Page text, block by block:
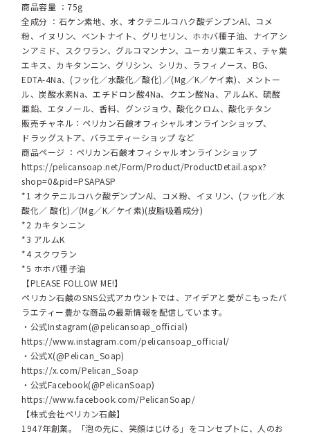
商品容量 ：75g
全成分 ：石ケン素地、水、オクテニルコハク酸デンプンAl、コメ
粉、イヌリン、ベントナイト、グリセリン、ホホバ種子油、ナイアシ
ンアミド、スクワラン、グルコマンナン、ユーカリ葉エキス、チャ葉
エキス、カキタンニン、グリシン、シリカ、ラフィノース、BG、
EDTA-4Na、(フッ化／水酸化／酸化)／(Mg／K／ケイ素)、メントー
ル、炭酸水素Na、エチドロン酸4Na、クエン酸Na、アルムK、硫酸
亜鉛、エタノール、香料、グンジョウ、酸化クロム、酸化チタン
販売チャネル：ペリカン石鹸オフィシャルオンラインショップ、
ドラッグストア、バラエティーショップ など
商品ページ ：ペリカン石鹸オフィシャルオンラインショップ
https://pelicansoap.net/Form/Product/ProductDetail.aspx?
shop=0&pid=PSAPASP
*1 オクテニルコハク酸デンプンAl、コメ粉、イヌリン、(フッ化／水
酸化／ 酸化)／(Mg／K／ケイ素)(皮脂吸着成分)
*2 カキタンニン
*3 アルムK
*4 スクワラン
*5 ホホバ種子油
【PLEASE FOLLOW ME!】
ペリカン石鹸のSNS公式アカウントでは、アイデアと愛がこもったバ
ラエティー豊かな商品の最新情報を配信しています。
・公式Instagram(@pelicansoap_official)
https://www.instagram.com/pelicansoap_official/
・公式X(@Pelican_Soap)
https://x.com/Pelican_Soap
・公式Facebook(@PelicanSoap)
https://www.facebook.com/PelicanSoap/
【株式会社ペリカン石鹸】
1947年創業。「泡の先に、笑顔はじける」をコンセプトに、人のお